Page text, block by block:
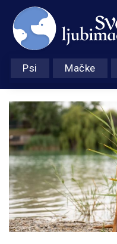
Skip
content
Psi Mačke